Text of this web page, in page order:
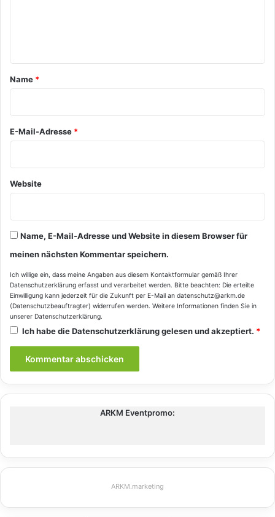
a
r
*
Name *
E-Mail-Adresse *
Website
Name, E-Mail-Adresse und Website in diesem Browser für
meinen nächsten Kommentar speichern.
Ich willige ein, dass meine Angaben aus diesem Kontaktformular gemäß Ihrer
Datenschutzerklärung erfasst und verarbeitet werden. Bitte beachten: Die erteilte
Einwilligung kann jederzeit für die Zukunft per E-Mail an datenschutz@arkm.de
(Datenschutzbeauftragter) widerrufen werden. Weitere Informationen finden Sie in
unserer Datenschutzerklärung.
Ich habe dieDatenschutzerklärunggelesen und akzeptiert. *
ARKM Eventpromo:
ARKM.marketing